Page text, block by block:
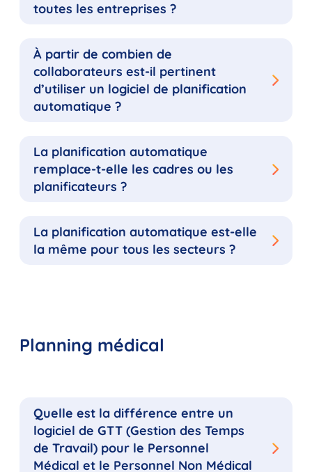
toutes les entreprises ?
À partir de combien de
collaborateurs est-il pertinent
d’utiliser un logiciel de planification
automatique ?
La planification automatique
remplace-t-elle les cadres ou les
planificateurs ?
La planification automatique est-elle
la même pour tous les secteurs ?
Planning médical
Quelle est la différence entre un
logiciel de GTT (Gestion des Temps
de Travail) pour le Personnel
Médical et le Personnel Non Médical